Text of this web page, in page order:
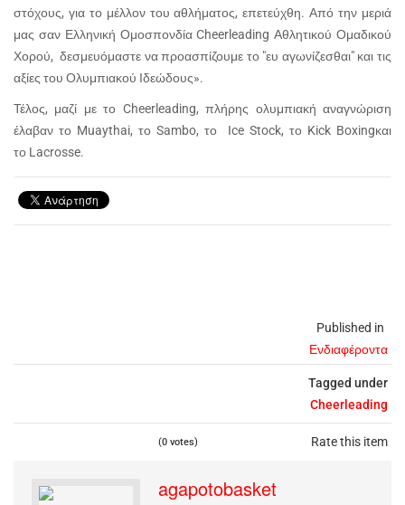
Published in
Ενδιαφέροντα
Tagged under
Cheerleading
Rate this item
(0 votes)
στόχους, για το μέλλον του αθλήματος, επετεύχθη. Από την μεριά
μας σαν Ελληνική Ομοσπονδία Cheerleading Αθλητικού Ομαδικού
Χορού, δεσμευόμαστε να προασπίζουμε το "ευ αγωνίζεσθαι" και τις
αξίες του Ολυμπιακού Ιδεώδους».
Τέλος, μαζί με το Cheerleading, πλήρης ολυμπιακή αναγνώριση
έλαβαν το Muaythai, το Sambo, το Ice Stock, το Kick Boxingκαι
το Lacrosse.
agapotobasket